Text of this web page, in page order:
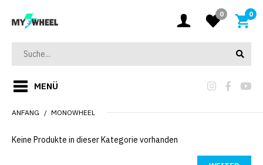
0 0
MENÜ
ANFANG MONOWHEEL
Keine Produkte in dieser Kategorie vorhanden